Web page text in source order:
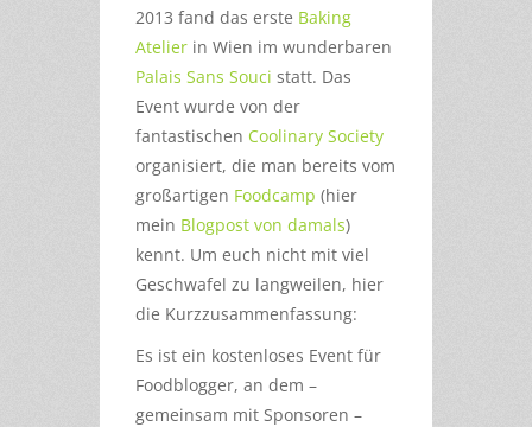
2013 fand das erste Baking
Atelier in Wien im wunderbaren
Palais Sans Souci statt. Das
Event wurde von der
fantastischen Coolinary Society
organisiert, die man bereits vom
großartigen Foodcamp (hier
mein Blogpost von damals)
kennt. Um euch nicht mit viel
Geschwafel zu langweilen, hier
die Kurzzusammenfassung:
Es ist ein kostenloses Event für
Foodblogger, an dem –
gemeinsam mit Sponsoren –